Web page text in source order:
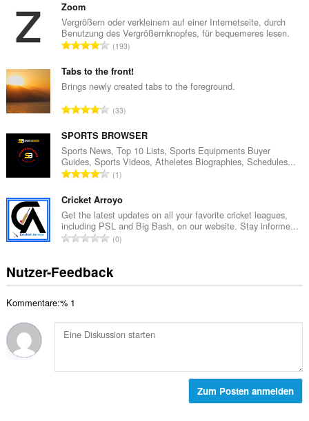
a
m
t
B
e
w
e
r
t
u
n
e
n
:
Zoom
Vergrößern oder verkleinern auf einer Internetseite, durch
Benutzung des Vergrößernknopfes, für bequemeres lesen.
G
s
a
t
B
e
w
e
r
t
u
n
e
n
193
Tabs to the front!
Brings newly created tabs to the foreground.
G
s
a
m
t
B
e
w
e
t
u
e
33
SPORTS BROWSER
Sports News, Top 10 Lists, Sports Equipments Buyer
Guides, Sports Videos, Atheletes Biographies, Schedules...
G
s
a
m
t
B
e
r
t
1
Cricket Arroyo
Get the latest updates on all your favorite cricket leagues,
including PSL and Big Bash, on our website. Stay informe...
G
s
a
e
B
e
0
Nutzer-Feedback
Kommentare:% 1
Zum Posten anmelden